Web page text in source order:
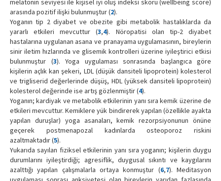
melatonin seviyesi ile kişisel iyi oluş indeksi skoru (wellbeing score)
arasında pozitif ilişki bulunmuştur (2).
Yoganın tip 2 diyabet ve obezite gibi metabolik hastalıklarda da
yararlı etkileri mevcuttur (3,4). Nöropatisi olan tip-2 diyabet
hastalarına uygulanan asana ve pranayama uygulamasının, bireylerin
sinir iletim hızlarında ve glisemik kontrolleri üzerine iyileştirici etkisi
bulunmuştur (3). Yoga uygulaması sonrasında başlangıca göre
kişilerin açlık kan şekeri, LDL (düşük dansiteli lipoprotein) kolesterol
ve trigliserid değerlerinde düşüş, HDL (yüksek dansiteli lipoprotein)
kolesterol değerinde ise artış gözlenmiştir (4).
Yoganın; kardiyak ve metabolik etkilerinin yanı sıra kemik üzerine de
etkileri mevcuttur. Kemiklere yük bindirerek yapılan (özellikle ayakta
yapılan duruşlar) yoga asanaları, kemik rezorpsiyonunun önüne
geçerek postmenapozal kadınlarda osteoporoz riskini
azaltmaktadır (5).
Yukarıda sayılan fiziksel etkilerinin yanı sıra yoganın; kişilerin duygu
durumlarını iyileştirdiği; agresiflik, duygusal sıkıntı ve kaygılarını
azalttığı yapılan çalışmalarla ortaya konmuştur (6,7). Meditasyon